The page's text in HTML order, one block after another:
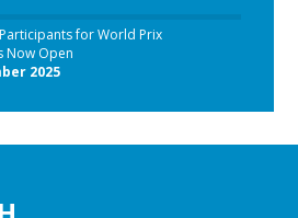
for World Prix
Now Open
2025